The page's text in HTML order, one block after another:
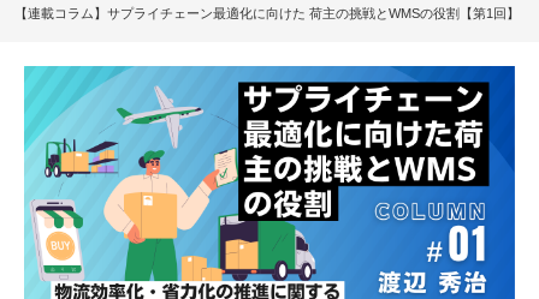
【連載コラム】サプライチェーン最適化に向けた 荷主の挑戦とWMSの役割【第1回】